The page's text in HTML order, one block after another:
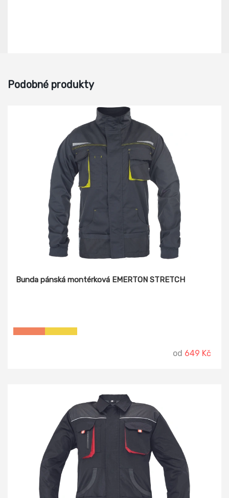
Podobné produkty
Bunda pánská montérková EMERTON STRETCH
od 649 Kč